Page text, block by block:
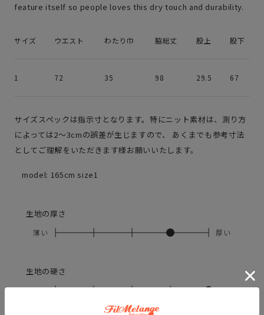
feature itself so people loves this dry touch and durability.
サイズ ウエスト わたり巾 脇総丈 股上 股下
1 72 35 98 29.5 67
サイズスペックは指示寸となります。特にニット素材は、測り方
によっては2～3cmの誤差が生じますので、 あくまでも参考寸法
としてご理解をいただきます様お願いいたします。
model: 165cm size1
生地の厚さ
薄い 厚い
生地の硬さ
柔かい 硬い